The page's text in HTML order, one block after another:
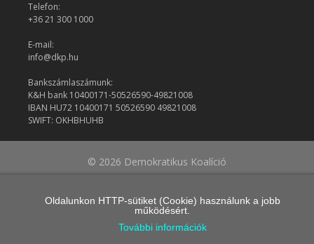
Telefon:
+36 21 300 1000
E-mail:
info@dkp.hu
Bankszámlaszámunk:
K&H bank 10400171-50526590-49821008
IBAN HU72 10400171 50526590 49821008
SWIFT: OKHBHUHB
© 2026 Demokratikus Koalíció
Oldalunkon HTTP-sütiket (Cookie) használunk a jobb
működésért.
További információk